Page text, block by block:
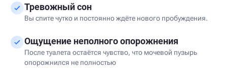
Тревожный сон
Вы спите чутко и постоянно ждёте нового пробуждения.
Ощущение неполного опорожнения
После туалета остаётся чувство, что мочевой пузырь
опорожнился не полностью